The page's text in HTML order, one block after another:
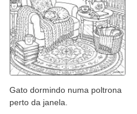
Gato dormindo numa poltrona
perto da janela.